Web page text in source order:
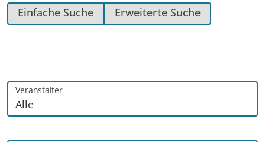
Einfache Suche Erweiterte Suche
Veranstalter